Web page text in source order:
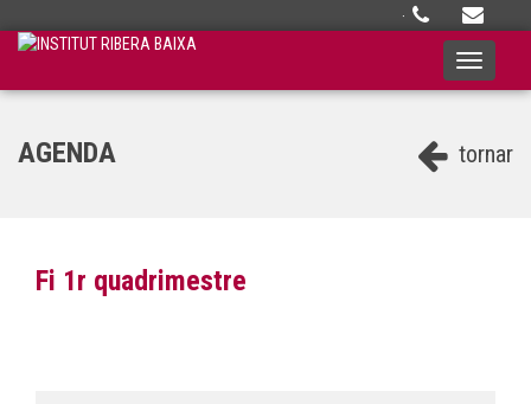
·
Toggle
tornar
AGENDA
Fi 1r quadrimestre